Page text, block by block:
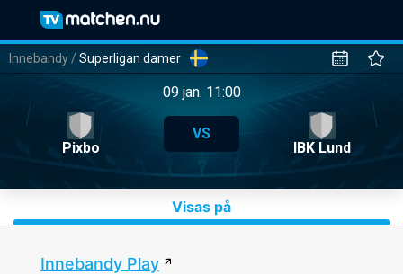
Innebandy /Superligan damer
09 jan. 11:00
Pixbo
VS
IBK Lund
Visas på
Innebandy Play